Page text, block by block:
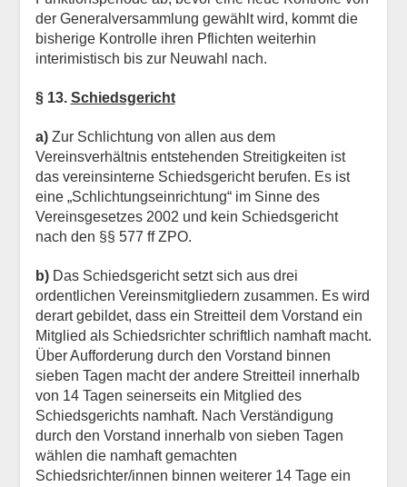
der Generalversammlung gewählt wird, kommt die
bisherige Kontrolle ihren Pflichten weiterhin
interimistisch bis zur Neuwahl nach.
§ 13. Schiedsgericht
a)Zur Schlichtung von allen aus dem
Vereinsverhältnis entstehenden Streitigkeiten ist
das vereinsinterne Schiedsgericht berufen. Es ist
eine „Schlichtungseinrichtung“ im Sinne des
Vereinsgesetzes 2002 und kein Schiedsgericht
nach den §§ 577 ff ZPO.
b) Das Schiedsgericht setzt sich aus drei
ordentlichen Vereinsmitgliedern zusammen. Es wird
derart gebildet, dass ein Streitteil dem Vorstand ein
Mitglied als Schiedsrichter schriftlich namhaft macht.
Über Aufforderung durch den Vorstand binnen
sieben Tagen macht der andere Streitteil innerhalb
von 14 Tagen seinerseits ein Mitglied des
Schiedsgerichts namhaft. Nach Verständigung
durch den Vorstand innerhalb von sieben Tagen
wählen die namhaft gemachten
Schiedsrichter/innen binnen weiterer 14 Tage ein